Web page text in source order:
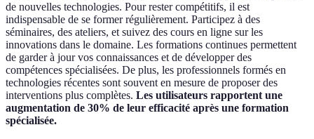
de nouvelles technologies. Pour rester compétitifs, il est
indispensable de se former régulièrement. Participez à des
séminaires, des ateliers, et suivez des cours en ligne sur les
innovations dans le domaine. Les formations continues permettent
de garder à jour vos connaissances et de développer des
compétences spécialisées. De plus, les professionnels formés en
technologies récentes sont souvent en mesure de proposer des
interventions plus complètes. Les utilisateurs rapportent une
augmentation de 30% de leur efficacité après une formation
spécialisée.